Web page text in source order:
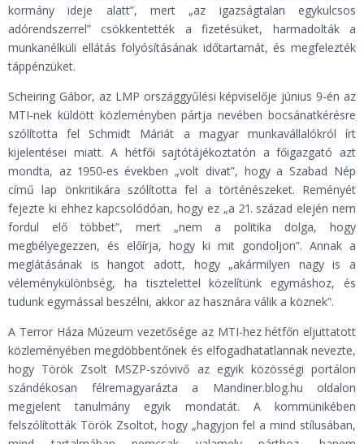
kormány ideje alatt”, mert „az igazságtalan egykulcsos
adórendszerrel” csökkentették a fizetésüket, harmadolták a
munkanélküli ellátás folyósításának időtartamát, és megfelezték
táppénzüket.
Scheiring Gábor, az LMP országgyűlési képviselője június 9-én az
MTI-nek küldött közleményben pártja nevében bocsánatkérésre
szólította fel Schmidt Máriát a magyar munkavállalókról írt
kijelentései miatt. A hétfői sajtótájékoztatón a főigazgató azt
mondta, az 1950-es években „volt divat”, hogy a Szabad Nép
című lap önkritikára szólította fel a történészeket. Reményét
fejezte ki ehhez kapcsolódóan, hogy ez „a 21. század elején nem
fordul elő többet”, mert „nem a politika dolga, hogy
megbélyegezzen, és előírja, hogy ki mit gondoljon”. Annak a
meglátásának is hangot adott, hogy „akármilyen nagy is a
véleménykülönbség, ha tisztelettel közelítünk egymáshoz, és
tudunk egymással beszélni, akkor az hasznára válik a köznek”.
A Terror Háza Múzeum vezetősége az MTI-hez hétfőn eljuttatott
közleményében megdöbbentőnek és elfogadhatatlannak nevezte,
hogy Török Zsolt MSZP-szóvivő az egyik közösségi portálon
szándékosan félremagyarázta a Mandiner.blog.hu oldalon
megjelent tanulmány egyik mondatát. A kommünikében
felszólították Török Zsoltot, hogy „hagyjon fel a mind stílusában,